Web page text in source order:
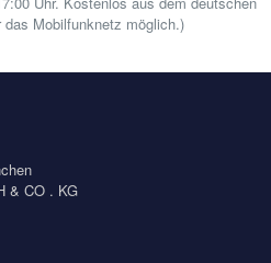
Mobilfunknetz möglich.)
& CO . KG